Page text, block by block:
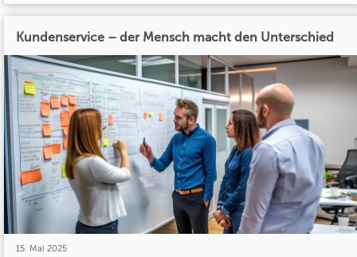
Kundenservice – der Mensch macht den Unterschied
15. Mai 2025